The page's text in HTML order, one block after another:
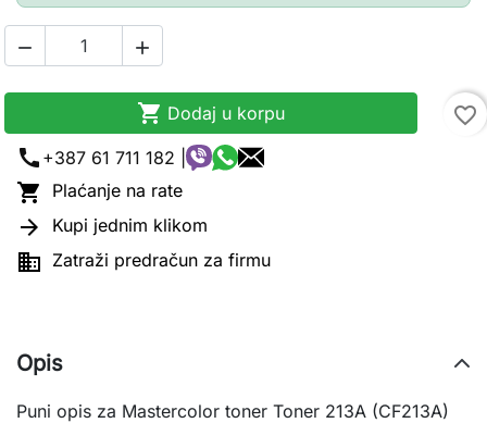
 
 Dodaj u korpu
favorite_border
call +387 61 711 182 |
 Plaćanje na rate
 Kupi jednim klikom
 Zatraži predračun za firmu
Opis
Puni opis za Mastercolor toner Toner 213A (CF213A)